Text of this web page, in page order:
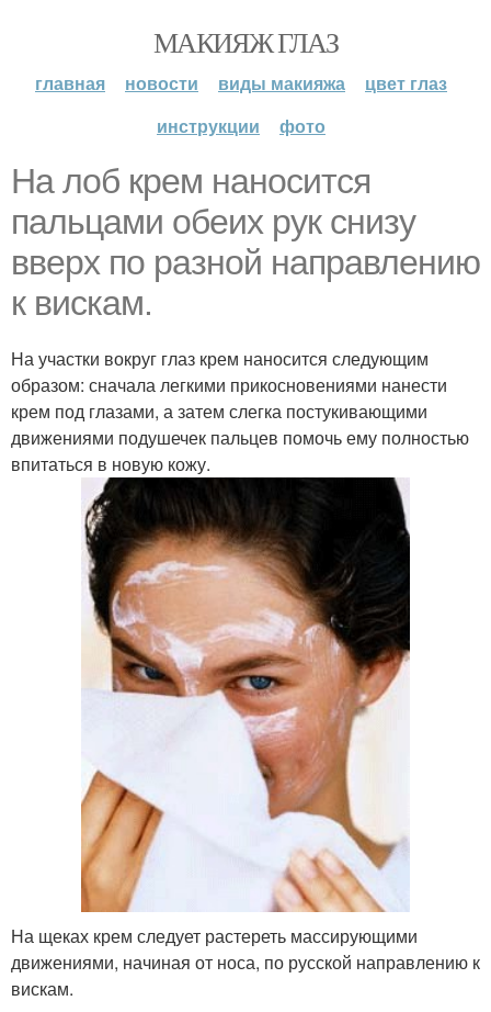
МАКИЯЖ ГЛАЗ
главная новости виды макияжа
цвет глаз
инструкции
фото
На лоб крем наносится
пальцами обеих рук снизу
вверх по разной направлению
к вискам.
На участки вокруг глаз крем наносится следующим
образом: сначала легкими прикосновениями нанести
крем под глазами, а затем слегка постукивающими
движениями подушечек пальцев помочь ему полностью
впитаться в новую кожу.
На щеках крем следует растереть массирующими
движениями, начиная от носа, по русской направлению к
вискам.